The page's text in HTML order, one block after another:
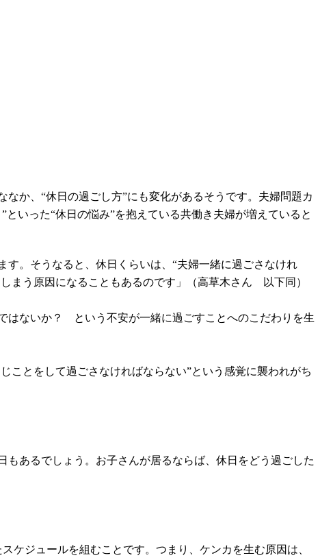
か、“休日の過ごし方”にも変化があるそうです。夫婦問題カ
いった“休日の悩み”を抱えている共働き夫婦が増えていると
す。そうなると、休日くらいは、“夫婦一緒に過ごさなけれ
まう原因になることもあるのです」（高草木さん 以下同）
はないか？ という不安が一緒に過ごすことへのこだわりを生
ことをして過ごさなければならない”という感覚に襲われがち
もあるでしょう。お子さんが居るならば、休日をどう過ごした
ケジュールを組むことです。つまり、ケンカを生む原因は、